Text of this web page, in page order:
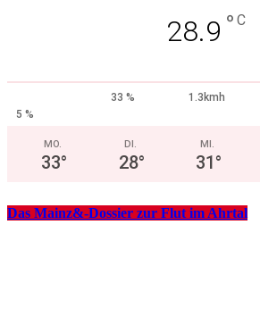
28.9 ° C
33 %
1.3kmh
5 %
MO.
33°
DI.
28°
MI.
31°
Das Mainz&-Dossier zur Flut im Ahrtal